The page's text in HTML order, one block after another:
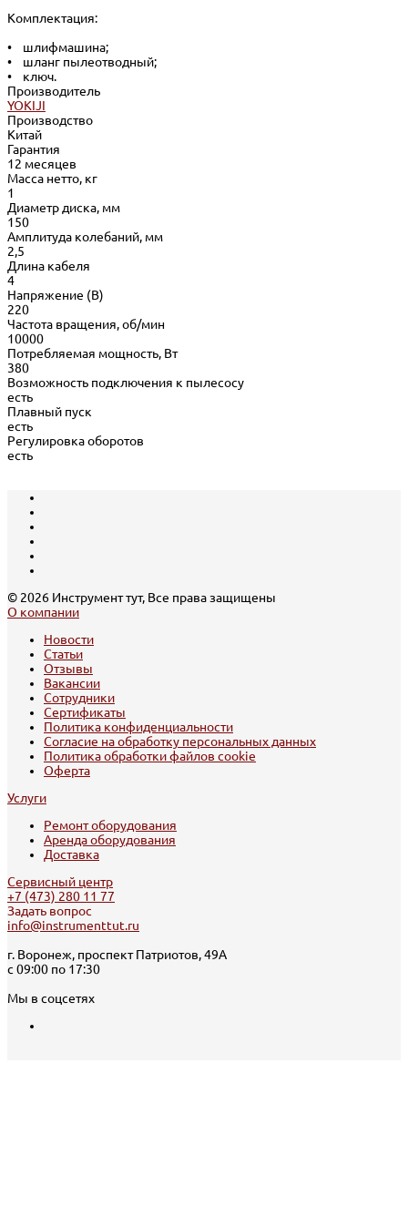
Комплектация:
• шлифмашина;
• шланг пылеотводный;
• ключ.
Производитель
YOKIJI
Производство
Китай
Гарантия
12 месяцев
Масса нетто, кг
1
Диаметр диска, мм
150
Амплитуда колебаний, мм
2,5
Длина кабеля
4
Напряжение (В)
220
Частота вращения, об/мин
10000
Потребляемая мощность, Вт
380
Возможность подключения к пылесосу
есть
Плавный пуск
есть
Регулировка оборотов
есть
© 2026 Инструмент тут, Все права защищены
О компании
Новости
Статьи
Отзывы
Вакансии
Сотрудники
Сертификаты
Политика конфиденциальности
Согласие на обработку персональных данных
Политика обработки файлов cookie
Оферта
Услуги
Ремонт оборудования
Аренда оборудования
Доставка
Сервисный центр
+7 (473) 280 11 77
Задать вопрос
info@instrumenttut.ru
г. Воронеж, проспект Патриотов, 49А
с 09:00 по 17:30
Мы в соцсетях